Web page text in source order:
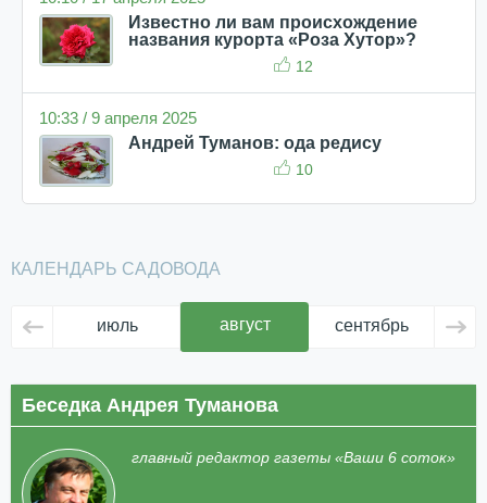
Известно ли вам происхождение
названия курорта «Роза Хутор»?
12
10:33 / 9 апреля 2025
Андрей Туманов: ода редису
10
КАЛЕНДАРЬ САДОВОДА
июль август сентябрь
Беседка Андрея Туманова
главный редактор газеты «Ваши 6 соток»